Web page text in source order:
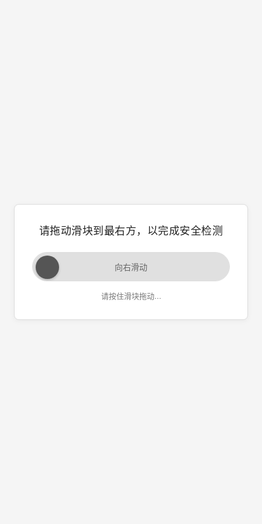
请拖动滑块到最右方，以完成安全检测
向右滑动
请按住滑块拖动...